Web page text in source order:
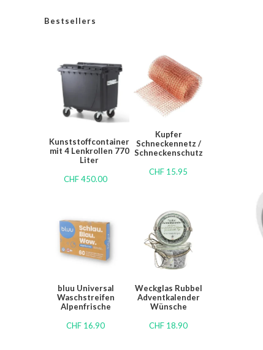
Bestsellers
Kunststoffcontainer
mit 4 Lenkrollen 770
Liter
CHF450.00
Kupfer
Schneckennetz /
Schneckenschutz
CHF 15.95
bluu Universal
Waschstreifen
Alpenfrische
CHF 16.90
Weckglas Rubbel
Adventkalender
Wünsche
CHF 18.90